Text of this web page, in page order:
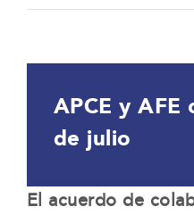
APCE y
de julio
El acuerdo de